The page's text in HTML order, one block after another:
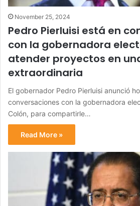
November 25, 2024
Pedro Pierluisi está en
con la gobernadora
atender proyectos en
extraordinaria
El gobernador Pedro Pierluisi anunció
conversaciones con la gobernadora
Colón, para compartirle…
Read More »